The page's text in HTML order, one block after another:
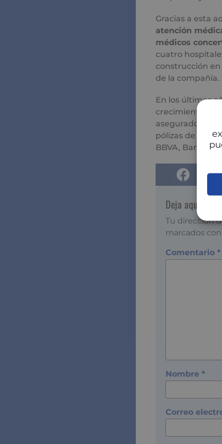
Gracias a esta
atención
médicos
cuatro
construcción en
de la compañía.
En los últimos
crecimiento.
asegurados de
pólizas de
BBVA, Banco
Deja aquí tu
Tu dirección
marcados con
Comentario *
Nombre *
Correo